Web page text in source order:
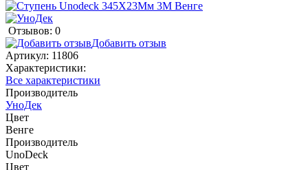
Отзывов: 0
Добавить отзыв
Артикул: 11806
Характеристики:
Все характеристики
Производитель
УноДек
Цвет
Венге
Производитель
UnoDeck
Цвет